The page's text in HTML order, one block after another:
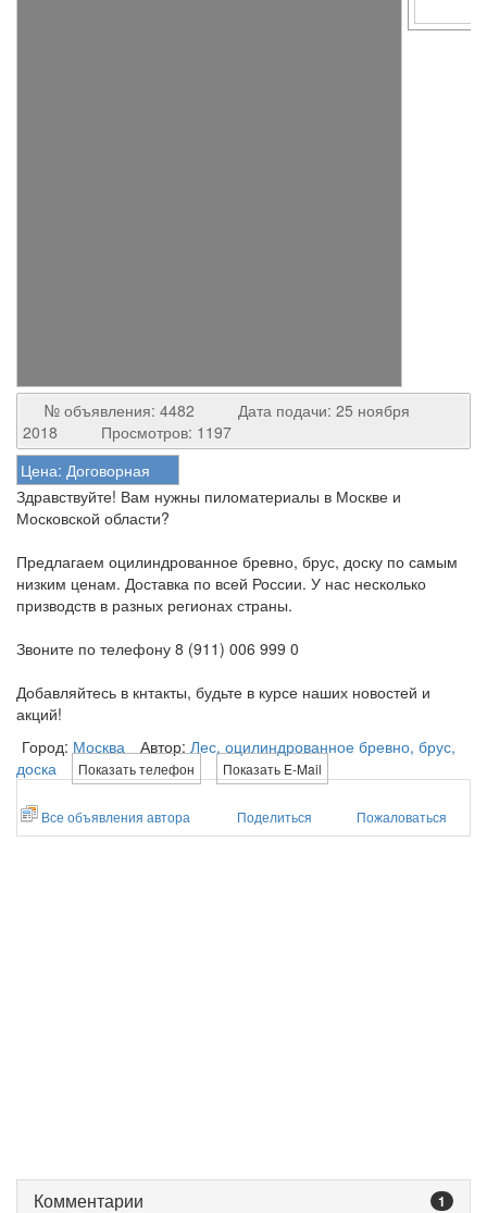
№ объявления: 4482
Дата подачи: 25 ноября
2018
Просмотров: 1197
Цена: Договорная
Здравствуйте! Вам нужны пиломатериалы в Москве и
Московской области?
Предлагаем оцилиндрованное бревно, брус, доску по самым
низким ценам. Доставка по всей России. У нас несколько
призводств в разных регионах страны.
Звоните по телефону 8 (911) 006 999 0
Добавляйтесь в кнтакты, будьте в курсе наших новостей и
акций!
Город: Москва Автор: Лес, оцилиндрованное бревно, брус,
доска
Показать телефон Показать E-Mail
Все объявления автора Поделиться Пожаловаться
Комментарии 1